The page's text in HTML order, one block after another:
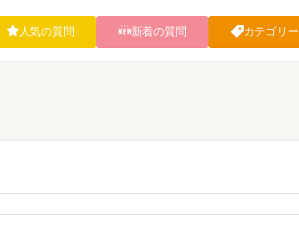
人気の質問 新着の質問 カテゴリー